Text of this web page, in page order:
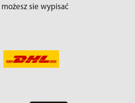
sie wypisać